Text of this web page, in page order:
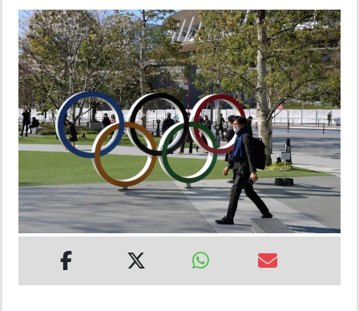
DEPORTES
MUNDO
INSÓLITAS
IMPRESO